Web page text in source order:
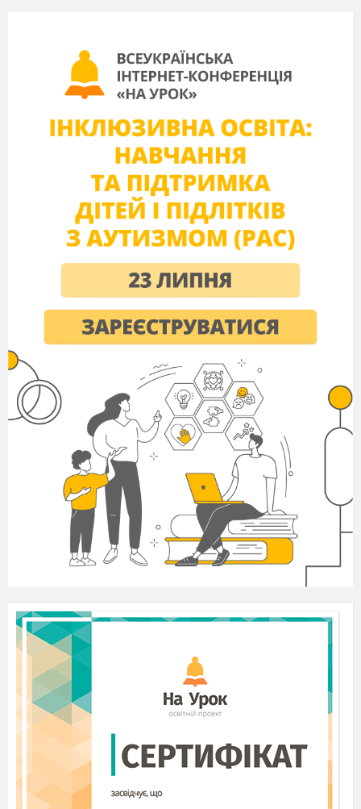
інопланетянина)
-Куди це я потрапив, що це за
планета? Чому вона блакитна
(відповіді дітей), (води на планеті
-Діти у мене послання від
мешканців нашої планети,
допоможіть мені його прочитати.
(в руках інопланетянина чистий
аркуш паперу).
І. Дослід.
Опускаємо лист-
послання у воду, читаємо
завдання.
А тепер давайте розберемось